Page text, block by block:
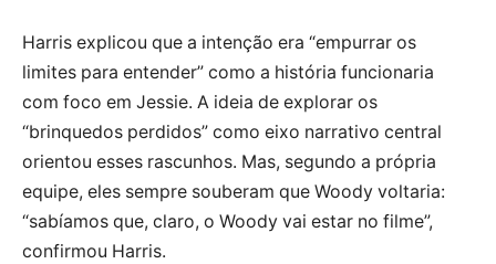
Harris explicou que a intenção era “empurrar os
limites para entender” como a história funcionaria
com foco em Jessie. A ideia de explorar os
“brinquedos perdidos” como eixo narrativo central
orientou esses rascunhos. Mas, segundo a própria
equipe, eles sempre souberam que Woody voltaria:
“sabíamos que, claro, o Woody vai estar no filme”,
confirmou Harris.